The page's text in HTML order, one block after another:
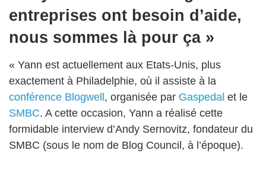
entreprises ont besoin d’aide,
nous sommes là pour ça »
« Yann est actuellement aux Etats-Unis, plus
exactement à Philadelphie, où il assiste à la
conférence Blogwell, organisée par Gaspedal et le
SMBC. A cette occasion, Yann a réalisé cette
formidable interview d’Andy Sernovitz, fondateur du
SMBC (sous le nom de Blog Council, à l’époque).